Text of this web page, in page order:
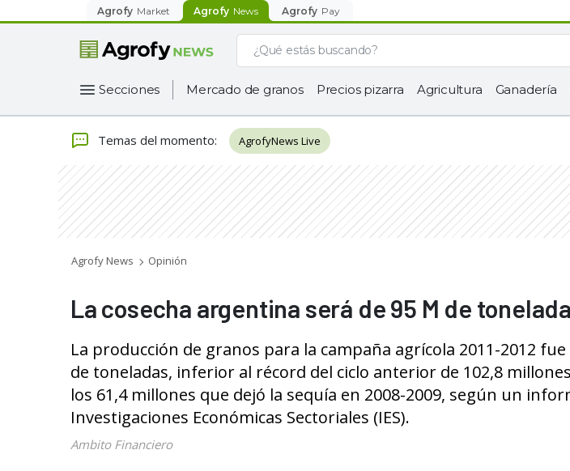
Agrofy Market Agrofy News Agrofy Pay
Secciones Mercado de granos Precios pizarra Agricultura Ganadería
Temas del momento: AgrofyNews Live
Agrofy News Opinión
La cosecha argentina será de 95 M de
La producción de granos para la campaña agrícola 2011-2012
de toneladas, inferior al récord del ciclo anterior de 102,8
los 61,4 millones que dejó la sequía en 2008-2009, según un
Investigaciones Económicas Sectoriales (IES).
Ambito Financiero